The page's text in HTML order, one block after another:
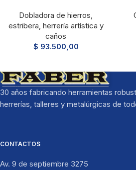
Dobladora de hierros,
estribera, herrería artística y
caños
$ 93.500,00
30 años fabricando herramientas
herrerías, talleres y metalúrgicas de
CONTACTOS
Av. 9 de septiembre 3275